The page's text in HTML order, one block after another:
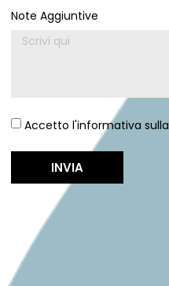
Note Aggiuntive
Accetto l'informativa sulla
INVIA